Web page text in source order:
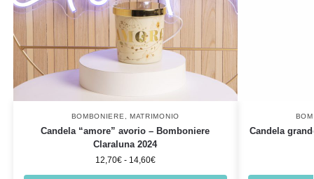
BOMBONIERE MATRIMONIO
Candela “amore” avorio – Bomboniere
Claraluna 2024
12,70€ - 14,60€
Candela